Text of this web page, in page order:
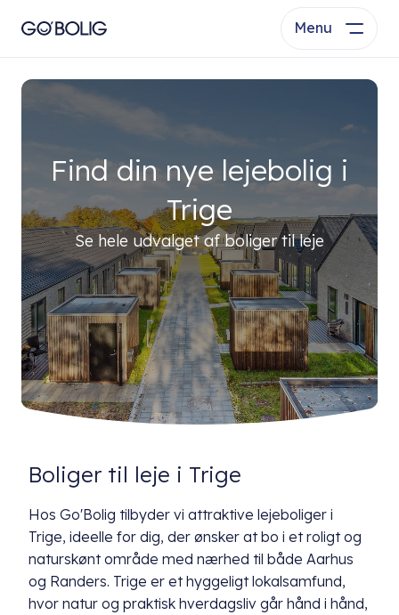
Menu
Find din nye lejebolig i
Trige
Se hele udvalget af boliger til leje
Boliger til leje i Trige
Hos Go'Bolig tilbyder vi attraktive lejeboliger i
Trige, ideelle for dig, der ønsker at bo i et roligt og
naturskønt område med nærhed til både Aarhus
og Randers. Trige er et hyggeligt lokalsamfund,
hvor natur og praktisk hverdagsliv går hånd i hånd,